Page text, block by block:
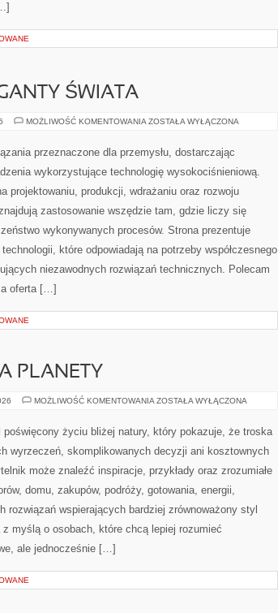
ŚWIATA
MOŻLIWOŚĆ KOMENTOWANIA CIEKAWOSTKI
ŚWIATA
ZOSTAŁA WYŁĄCZONA
przeznaczone dla przemysłu, dostarczając
wykorzystujące technologię wysokociśnieniową.
projektowaniu, produkcji, wdrażaniu oraz rozwoju
zastosowanie wszędzie tam, gdzie liczy się
wykonywanych procesów. Strona prezentuje
które odpowiadają na potrzeby współczesnego
niezawodnych rozwiązań technicznych. Polecam
oferta […]
PLANETY
MOŻLIWOŚĆ KOMENTOWANIA TECHNOLOGIE
ZOSTAŁA WYŁĄCZONA
poświęcony życiu bliżej natury, który pokazuje, że troska
wyrzeczeń, skomplikowanych decyzji ani kosztownych
może znaleźć inspiracje, przykłady oraz zrozumiałe
domu, zakupów, podróży, gotowania, energii,
rozwiązań wspierających bardziej zrównoważony styl
myślą o osobach, które chcą lepiej rozumieć
ale jednocześnie […]